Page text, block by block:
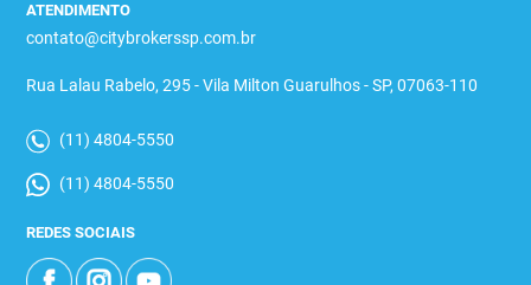
ATENDIMENTO
contato@citybrokerssp.com.br
Rua Lalau Rabelo, 295 - Vila Milton Guarulhos - SP, 07063-110
(11) 4804-5550
(11) 4804-5550
REDES SOCIAIS